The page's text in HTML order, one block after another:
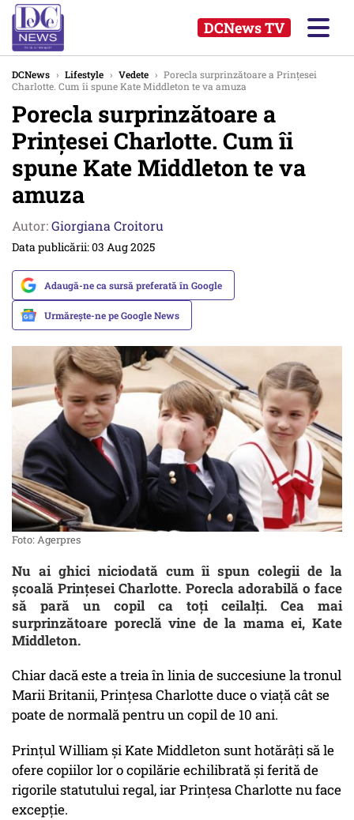
DCNews TV
DCNews › Lifestyle › Vedete › Porecla surprinzătoare a Prințesei
Charlotte. Cum îi spune Kate Middleton te va amuza
Porecla surprinzătoare a
Prințesei Charlotte. Cum îi
spune Kate Middleton te va
amuza
Autor:Giorgiana Croitoru
Data publicării: 03 Aug 2025
Adaugă-ne ca sursă preferată în Google
Urmărește-ne pe Google News
Foto: Agerpres
Nu ai ghici niciodată cum îi spun colegii de la
școală Prințesei Charlotte. Porecla adorabilă o face
să pară un copil ca toți ceilalți. Cea mai
surprinzătoare poreclă vine de la mama ei, Kate
Middleton.
Chiar dacă este a treia în linia de succesiune la tronul
Marii Britanii, Prințesa Charlotte duce o viață cât se
poate de normală pentru un copil de 10 ani.
Prințul William și Kate Middleton sunt hotărâți să le
ofere copiilor lor o copilărie echilibrată și ferită de
rigorile statutului regal, iar Prințesa Charlotte nu face
excepție.